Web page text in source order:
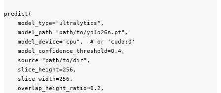
predict(
    model_type="ultralytics",
    model_path="path/to/yolo26n.pt",
    model_device="cpu",  # or 'cuda:0'
    model_confidence_threshold=0.4,
    source="path/to/dir",
    slice_height=256,
    slice_width=256,
    overlap_height_ratio=0.2,